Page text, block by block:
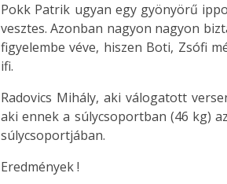
Pokk Patrik ugyan egy gyönyörű
vesztes. Azonban nagyon nagyon
figyelembe véve, hiszen Boti, Zsófi
ifi.
Radovics Mihály, aki válogatott
aki ennek a súlycsoportban (46 kg)
súlycsoportjában.
Eredmények !